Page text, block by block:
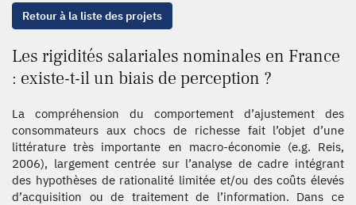
Retour à la liste des projets
Les rigidités salariales nominales en France
: existe-t-il un biais de perception ?
La compréhension du comportement d’ajustement des
consommateurs aux chocs de richesse fait l’objet d’une
littérature très importante en macro-économie (e.g. Reis,
2006), largement centrée sur l’analyse de cadre intégrant
des hypothèses de rationalité limitée et/ou des coûts élevés
d’acquisition ou de traitement de l’information. Dans ce